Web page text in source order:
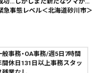
急事態レベル＜北海道砂川市＞
般事務・OA事務/週5日7時間
間休日131日以上事務スタッ